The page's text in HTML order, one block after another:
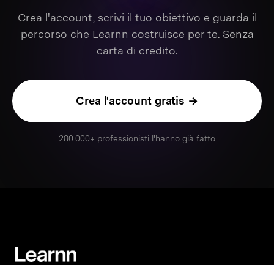
Crea l'account, scrivi il tuo obiettivo e guarda il
percorso che Learnn costruisce per te. Senza
carta di credito.
Crea l'account gratis →
280.000+ professionisti l'hanno già fatto